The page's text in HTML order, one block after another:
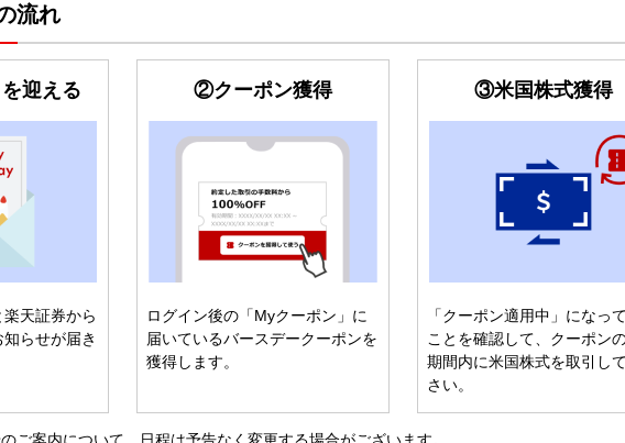
流れ
迎える
天証券から
らせが届き
②クーポン獲得
ログイン後の「Myクーポン」に
届いているバースデークーポンを
獲得します。
③米国株式獲得
「クーポン適用中」になっ
ことを確認して、クーポン
期間内に米国株式を取引し
さい。
ご案内について、日程は予告なく変更する場合がございます。